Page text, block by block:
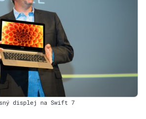
displej na Swift 7